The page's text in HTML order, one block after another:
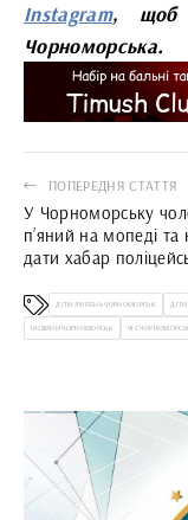
Instagram, щоб
Чорноморська.
ПОПЕРЕДНЯ СТАТТЯ
У Чорноморську
п’яний на мопеді та
дати хабар
ДІТИ ЛИПЕНЬ ЧОРНОМОРСЬК
НОВИНИ ЧОРНОМОРСЬК ЧІС